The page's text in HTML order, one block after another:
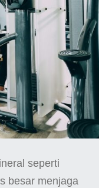
seperti
besar menjaga